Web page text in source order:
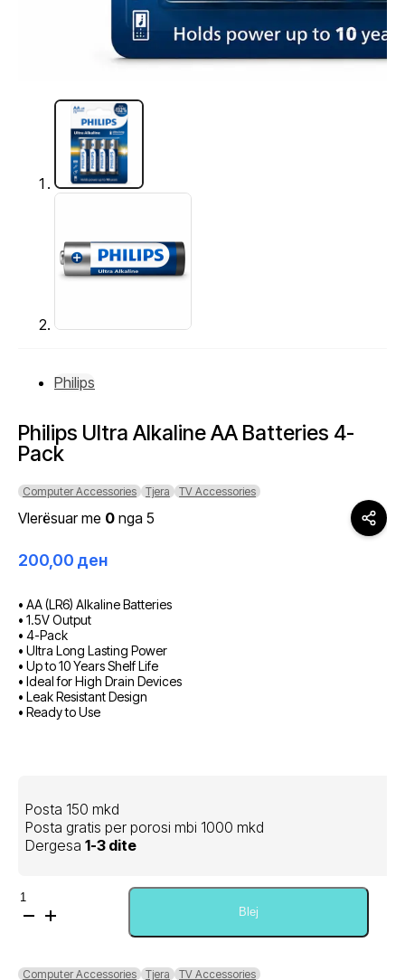
Philips
Philips Ultra Alkaline AA Batteries 4-
Pack
Computer Accessories Tjera TV Accessories
Vlerësuar me 0 nga 5
200,00 ден
• AA (LR6) Alkaline Batteries
• 1.5V Output
• 4-Pack
• Ultra Long Lasting Power
• Up to 10 Years Shelf Life
• Ideal for High Drain Devices
• Leak Resistant Design
• Ready to Use
Posta 150 mkd
Posta gratis per porosi mbi 1000 mkd
Dergesa 1-3 dite
Sasi
Philips
AA
Blej
Computer Accessories Tjera TV Accessories